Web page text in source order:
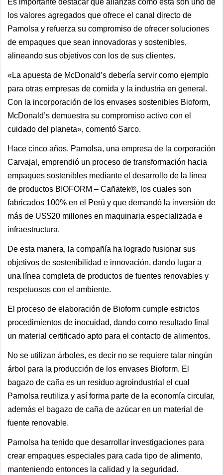
Es importante destacar que alianzas como esta son uno de
los valores agregados que ofrece el canal directo de
Pamolsa y refuerza su compromiso de ofrecer soluciones
de empaques que sean innovadoras y sostenibles,
alineando sus objetivos con los de sus clientes.
«La apuesta de McDonald’s debería servir como ejemplo
para otras empresas de comida y la industria en general.
Con la incorporación de los envases sostenibles Bioform,
McDonald’s demuestra su compromiso activo con el
cuidado del planeta», comentó Sarco.
Hace cinco años, Pamolsa, una empresa de la corporación
Carvajal, emprendió un proceso de transformación hacia
empaques sostenibles mediante el desarrollo de la línea
de productos BIOFORM – Cañatek®, los cuales son
fabricados 100% en el Perú y que demandó la inversión de
más de US$20 millones en maquinaria especializada e
infraestructura.
De esta manera, la compañía ha logrado fusionar sus
objetivos de sostenibilidad e innovación, dando lugar a
una línea completa de productos de fuentes renovables y
respetuosos con el ambiente.
El proceso de elaboración de Bioform cumple estrictos
procedimientos de inocuidad, dando como resultado final
un material certificado apto para el contacto de alimentos.
No se utilizan árboles, es decir no se requiere talar ningún
árbol para la producción de los envases Bioform. El
bagazo de caña es un residuo agroindustrial el cual
Pamolsa reutiliza y así forma parte de la economía circular,
además el bagazo de caña de azúcar en un material de
fuente renovable.
Pamolsa ha tenido que desarrollar investigaciones para
crear empaques especiales para cada tipo de alimento,
manteniendo entonces la calidad y la seguridad.